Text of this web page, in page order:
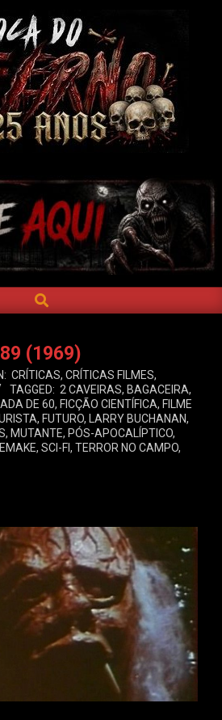
SEARCH
(1969)
CRÍTICAS, CRÍTICAS FILMES,
TAGGED: 2 CAVEIRAS, BAGACEIRA,
DE 60, FICÇÃO CIENTÍFICA, FILME
, FUTURO, LARRY BUCHANAN,
, MUTANTE, PÓS-APOCALÍPTICO,
, SCI-FI, TERROR NO CAMPO,